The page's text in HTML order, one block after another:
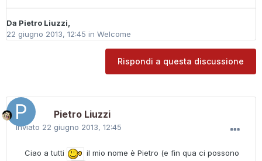
Da Pietro Liuzzi,
22 giugno 2013, 12:45 in Welcome
Rispondi a questa discussione
Pietro Liuzzi
Inviato 22 giugno 2013, 12:45
Ciao a tutti
il mio nome è Pietro (e fin qua ci possono